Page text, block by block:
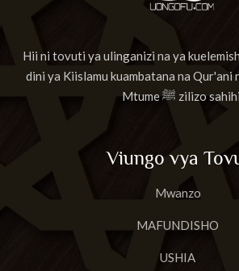
Hii ni tovuti ya ulinganizi na ya
dini ya Kiislamu kuambatana na Qur'ani
Mtume ﷺ zilizo sahihi
Viungo vya
Mwanzo
MAFUNDISHO
USHIA